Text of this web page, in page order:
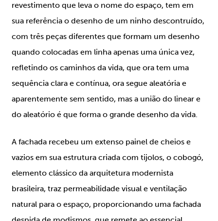
revestimento que leva o nome do espaço, tem em
sua referência o desenho de um ninho descontruído,
com três peças diferentes que formam um desenho
quando colocadas em linha apenas uma única vez,
refletindo os caminhos da vida, que ora tem uma
sequência clara e contínua, ora segue aleatória e
aparentemente sem sentido, mas a união do linear e
do aleatório é que forma o grande desenho da vida.
A fachada recebeu um extenso painel de cheios e
vazios em sua estrutura criada com tijolos, o cobogó,
elemento clássico da arquitetura modernista
brasileira, traz permeabilidade visual e ventilação
natural para o espaço, proporcionando uma fachada